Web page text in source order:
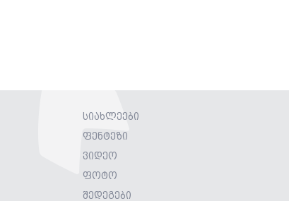
სიახლეები
ფენტეზი
ვიდეო
ფოტო
შედეგები